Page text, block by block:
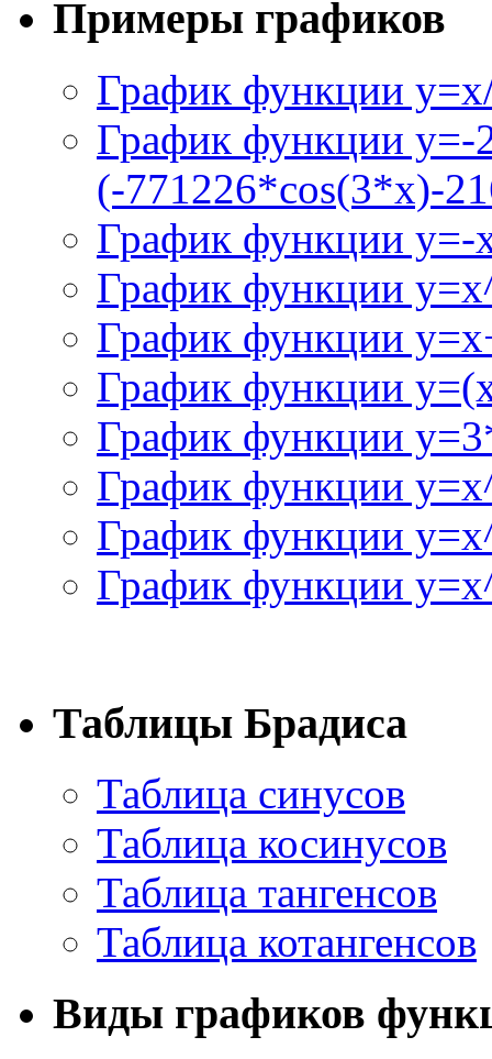
Примеры графиков
График функции
График функции y=-
(-771226*cos(3*x)-
График функции
График функции
График функции
График функции
График функции
График функции
График функции
График функции
Таблицы Брадиса
Таблица синусов
Таблица косинусов
Таблица тангенсов
Таблица котангенсов
Виды графиков